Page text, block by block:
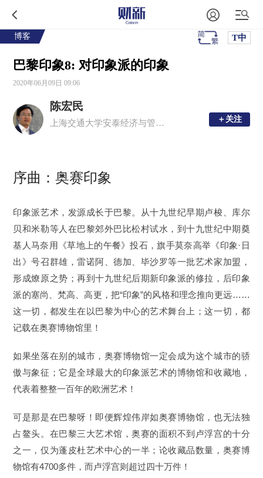
博客 T中
巴黎印象8: 对印象派的印象
2020年06月09日 09:06
陈宏民
上海交通大学安泰经济与管理学院教授，博士生导师 ＋关注
＋关注
序曲：奥赛印象
印象派艺术，发源成长于巴黎。从十九世纪早期卢梭、库尔
贝和米勒等人在巴黎郊外巴比松村试水，到十九世纪中期奠
基人马奈用《草地上的午餐》投石，旗手莫奈高举《印象·日
出》号召群雄，雷诺阿、德加、毕沙罗等一批艺术家加盟，
形成燎原之势；再到十九世纪后期新印象派的修拉，后印象
派的塞尚、梵高、高更，把“印象”的风格和理念推向更远……
这一切，都发生在以巴黎为中心的艺术舞台上；这一切，都
记载在奥赛博物馆里！
如果坐落在别的城市，奥赛博物馆一定会成为这个城市的骄
傲与象征；它是全球最大的印象派艺术的博物馆和收藏地，
代表着整整一百年的欧洲艺术！
可是那是在巴黎呀！即便辉煌伟岸如奥赛博物馆，也无法独
占鳌头。在巴黎三大艺术馆，奥赛的面积不到卢浮宫的十分
之一，仅为蓬皮杜艺术中心的一半；论收藏品数量，奥赛博
物馆有4700多件，而卢浮宫则超过四十万件！